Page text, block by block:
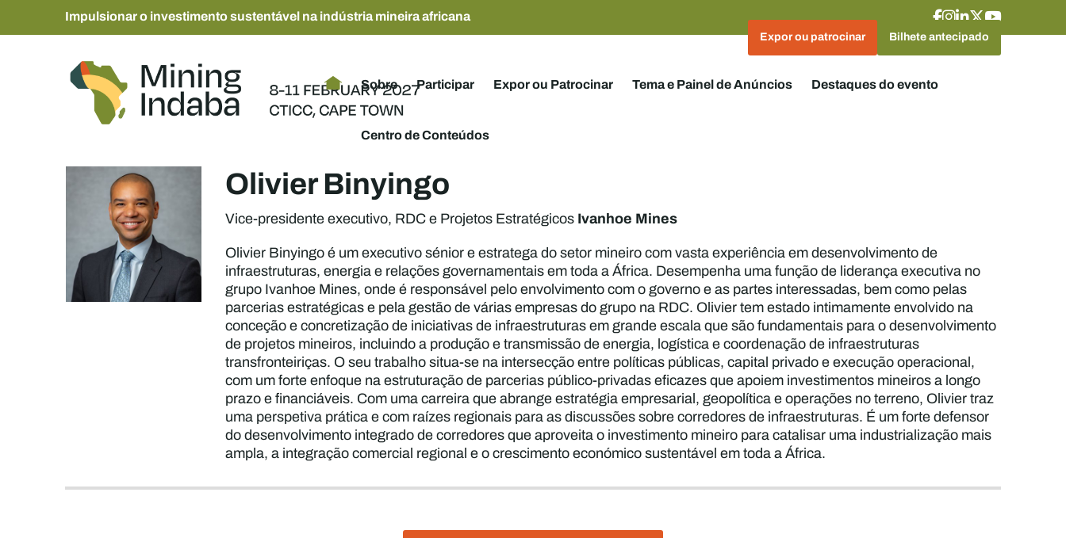
Impulsionar o investimento sustentável na indústria mineira africana
Expor ou patrocinar Bilhete antecipado
Sobre Participar Expor ou Patrocinar Tema e Painel de Anúncios Destaques do evento
Centro de Conteúdos
Olivier Binyingo
Vice-presidente executivo, RDC e Projetos Estratégicos Ivanhoe Mines
Olivier Binyingo é um executivo sénior e estratega do setor mineiro com vasta experiência em desenvolvimento de
infraestruturas, energia e relações governamentais em toda a África. Desempenha uma função de liderança executiva no
grupo Ivanhoe Mines, onde é responsável pelo envolvimento com o governo e as partes interessadas, bem como pelas
parcerias estratégicas e pela gestão de várias empresas do grupo na RDC. Olivier tem estado intimamente envolvido na
conceção e concretização de iniciativas de infraestruturas em grande escala que são fundamentais para o desenvolvimento
de projetos mineiros, incluindo a produção e transmissão de energia, logística e coordenação de infraestruturas
transfronteiriças. O seu trabalho situa-se na intersecção entre políticas públicas, capital privado e execução operacional,
com um forte enfoque na estruturação de parcerias público-privadas eficazes que apoiem investimentos mineiros a longo
prazo e financiáveis. Com uma carreira que abrange estratégia empresarial, geopolítica e operações no terreno, Olivier traz
uma perspetiva prática e com raízes regionais para as discussões sobre corredores de infraestruturas. É um forte defensor
do desenvolvimento integrado de corredores que aproveita o investimento mineiro para catalisar uma industrialização mais
ampla, a integração comercial regional e o crescimento económico sustentável em toda a África.